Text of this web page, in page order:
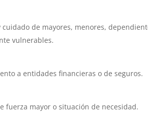
cuidado de mayores, menores,
vulnerables.
a entidades financieras o de seguros.
fuerza mayor o situación de necesidad.